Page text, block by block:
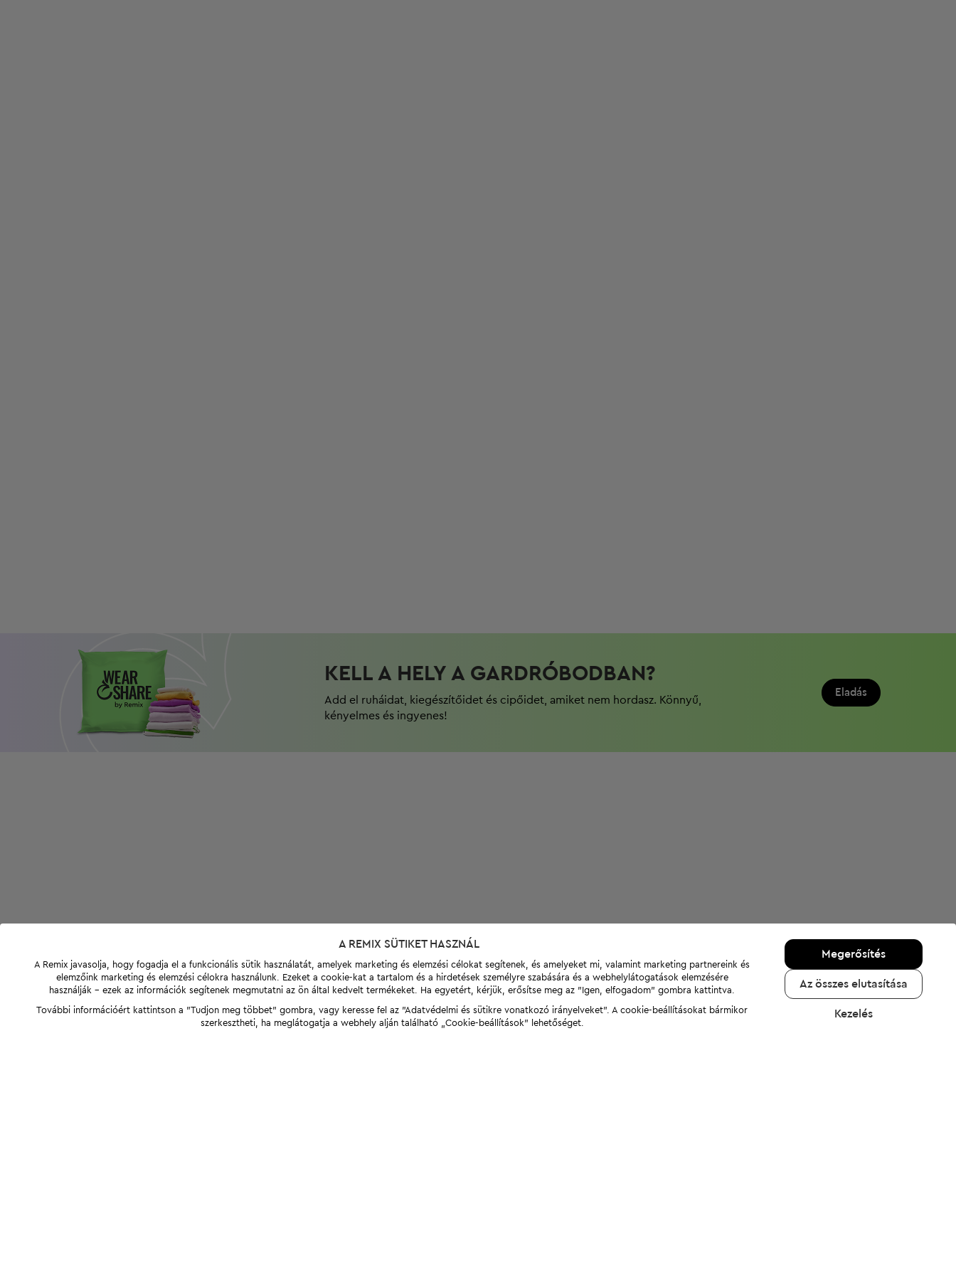
KELL A HELY A GARDRÓBODBAN?
Add el ruháidat, kiegészítőidet és cipőidet, amiket nem hordasz. Könnyű,
kényelmes és ingyenes!
Eladás
A REMIX SÜTIKET HASZNÁL
A Remix javasolja, hogy fogadja el a funkcionális sütik használatát, amelyek marketing és elemzési célokat segítenek, és amelyeket mi, valamint marketing partnereink és
elemzőink marketing és elemzési célokra használunk. Ezeket a cookie-kat a tartalom és a hirdetések személyre szabására és a webhelylátogatások elemzésére
használják - ezek az információk segítenek megmutatni az ön által kedvelt termékeket. Ha egyetért, kérjük, erősítse meg az "Igen, elfogadom" gombra kattintva.
További információért kattintson a "Tudjon meg többet" gombra, vagy keresse fel az "Adatvédelmi és sütikre vonatkozó irányelveket". A cookie-beállításokat bármikor
szerkesztheti, ha meglátogatja a webhely alján található „Cookie-beállítások” lehetőséget.
Megerősítés
Az összes elutasítása
Kezelés